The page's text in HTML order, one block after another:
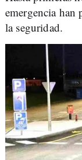
emergencia han
la seguridad.